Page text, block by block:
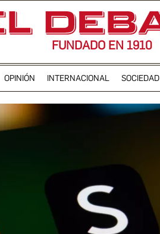
FUNDADO EN 1910
OPINIÓN INTERNACIONAL SOCIEDAD